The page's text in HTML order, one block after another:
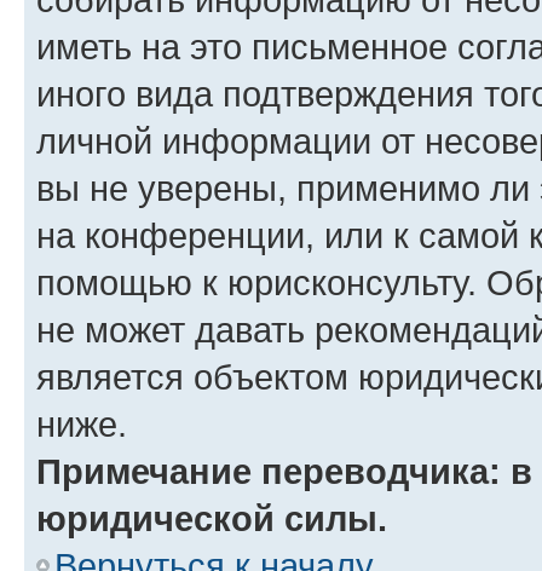
иметь на это письменное
иного вида подтверждения
личной информации от
вы не уверены, применимо ли
на конференции, или к самой
помощью к юрисконсульту.
не может давать
является объектом
ниже.
Примечание переводчика:
юридической силы.